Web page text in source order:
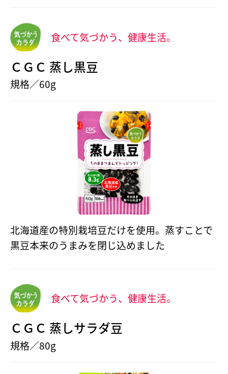
食べて気づかう、健康生活。
ＣＧＣ 蒸し黒豆
規格／60g
北海道産の特別栽培豆だけを使用。蒸すことで
黒豆本来のうまみを閉じ込めました
食べて気づかう、健康生活。
ＣＧＣ 蒸しサラダ豆
規格／80g